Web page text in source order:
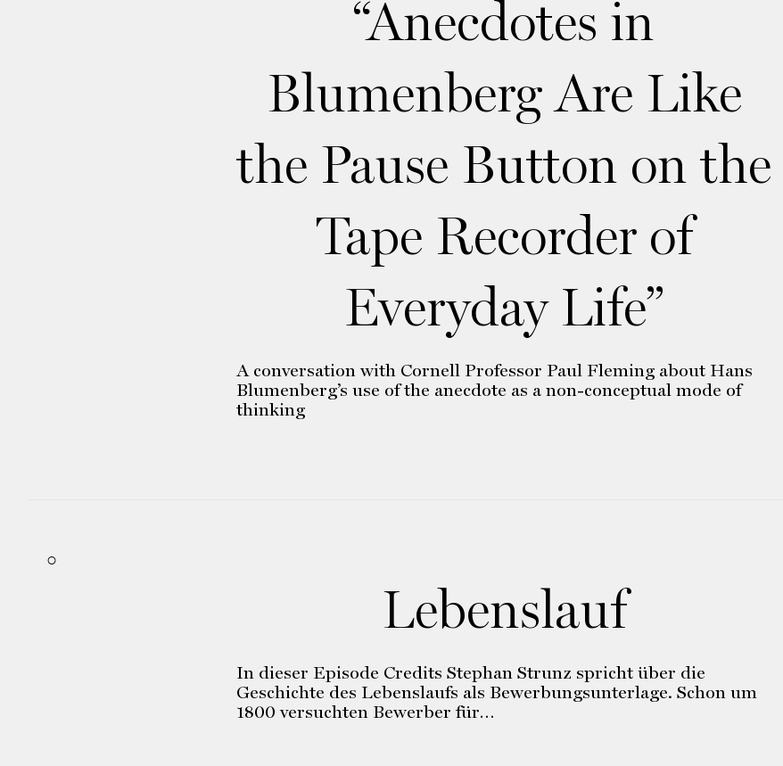
“Anecdotes in
Blumenberg Are Like
the Pause Button on the
Tape Recorder of
Everyday Life”
A conversation with Cornell Professor Paul Fleming about Hans
Blumenberg’s use of the anecdote as a non-conceptual mode of
thinking
Lebenslauf
In dieser Episode Credits Stephan Strunz spricht über die
Geschichte des Lebenslaufs als Bewerbungsunterlage. Schon um
1800 versuchten Bewerber für…